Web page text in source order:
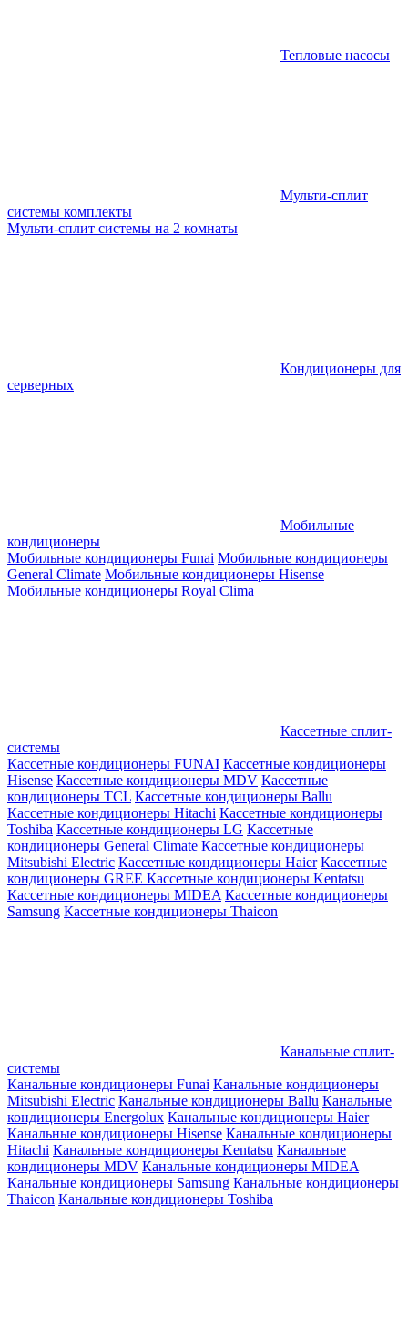
Тепловые насосы
Мульти-сплит
системы комплекты
Мульти-сплит системы на 2 комнаты
Кондиционеры для
серверных
Мобильные
кондиционеры
Мобильные кондиционеры Funai Мобильные кондиционеры
General Climate Мобильные кондиционеры Hisense
Мобильные кондиционеры Royal Clima
Кассетные сплит-
системы
Кассетные кондиционеры FUNAI Кассетные кондиционеры
Hisense Кассетные кондиционеры MDV Кассетные
кондиционеры TCL Кассетные кондиционеры Ballu
Кассетные кондиционеры Hitachi Кассетные кондиционеры
Toshiba Кассетные кондиционеры LG Кассетные
кондиционеры General Climate Кассетные кондиционеры
Mitsubishi Electric Кассетные кондиционеры Haier Кассетные
кондиционеры GREE Кассетные кондиционеры Kentatsu
Кассетные кондиционеры MIDEA Кассетные кондиционеры
Samsung Кассетные кондиционеры Thaicon
Канальные сплит-
системы
Канальные кондиционеры Funai Канальные кондиционеры
Mitsubishi Electric Канальные кондиционеры Ballu Канальные
кондиционеры Energolux Канальные кондиционеры Haier
Канальные кондиционеры Hisense Канальные кондиционеры
Hitachi Канальные кондиционеры Kentatsu Канальные
кондиционеры MDV Канальные кондиционеры MIDEA
Канальные кондиционеры Samsung Канальные кондиционеры
Thaicon Канальные кондиционеры Toshiba